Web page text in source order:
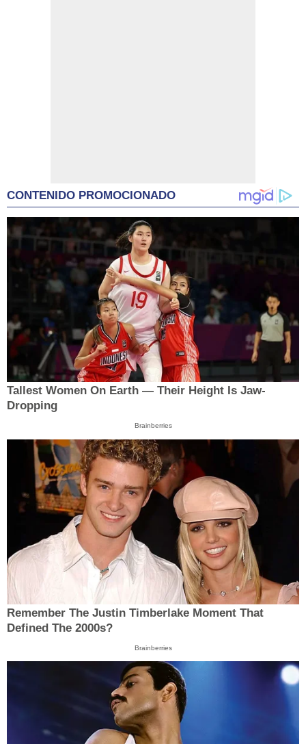
CONTENIDO PROMOCIONADO
Tallest Women On Earth — Their Height Is Jaw-
Dropping
Brainberries
Remember The Justin Timberlake Moment That
Defined The 2000s?
Brainberries